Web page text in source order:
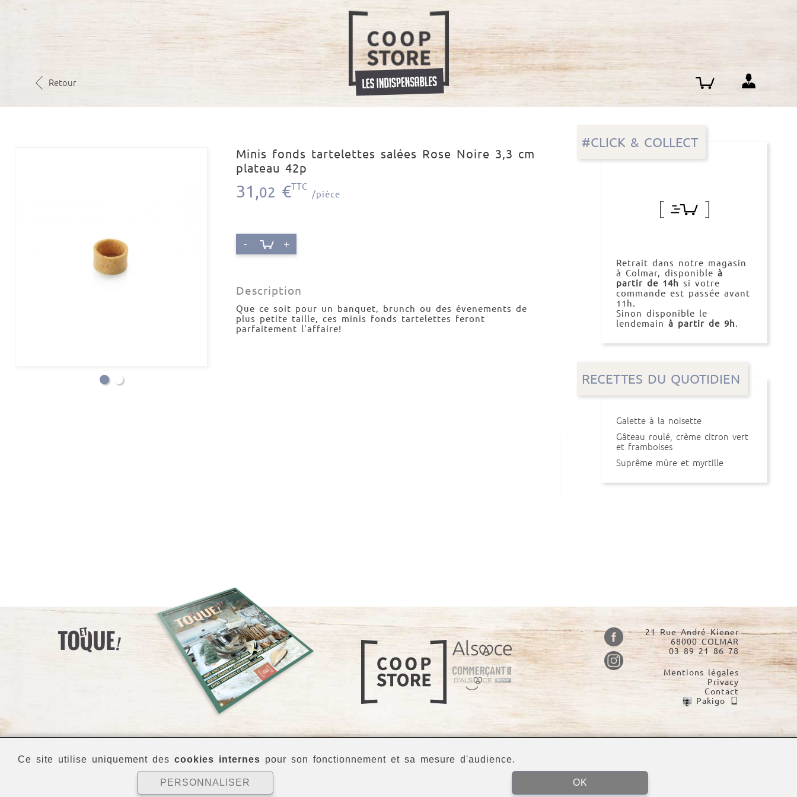
Retour
#CLICK & COLLECT
Retrait dans notre magasin
à Colmar, disponible à
partir de 14h si votre
commande est passée avant
11h.
Sinon disponible le
lendemain à partir de 9h.
RECETTES DU QUOTIDIEN
Galette à la noisette
Gâteau roulé, crème citron vert
et framboises
Suprême mûre et myrtille
Minis fonds tartelettes salées Rose Noire 3,3 cm
plateau 42p
31,02 €TTC
/pièce
- +
Description
Que ce soit pour un banquet, brunch ou des évenements de
plus petite taille, ces minis fonds tartelettes feront
parfaitement l'affaire!
21 Rue André Kiener
68000 COLMAR
03 89 21 86 78
Mentions légales
Privacy
Contact
Pakigo
Ce site utilise uniquement des cookies internes pour son fonctionnement et sa mesure d'audience.
PERSONNALISER OK